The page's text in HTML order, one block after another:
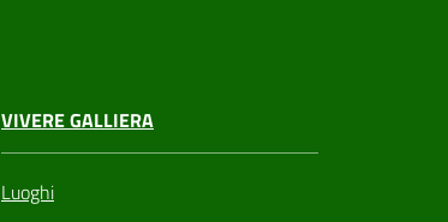
VIVERE GALLIERA
Luoghi